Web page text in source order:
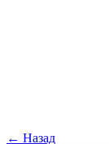
← Назад